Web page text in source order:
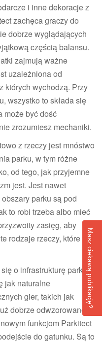
i inne dekoracje z
zachęca graczy do
dobrze wyglądających
częścią balansu.
zajmują ważne
uzależniona od
których wychodzą. Przy
wszystko to składa się
może być dość
zrozumiesz mechaniki.
z rzeczy jest mnóstwo
parku, w tym różne
od tego, jak przyjemne
jest. Jest nawet
parku są pod
to robi trzeba albo mieć
zasięg, aby
rodzaje rzeczy, które
o infrastrukturę parku i
jak naturalne
gier, takich jak
dobrze odwzorowane w
funkcjom Parkitect
do gatunku. Są to
Masz ciekawą publikację?